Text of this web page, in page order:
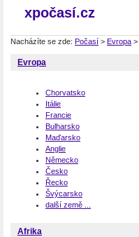
xpočasí.cz
Nacházíte se zde: Počasí > Evropa >
Evropa
Chorvatsko
Itálie
Francie
Bulharsko
Maďarsko
Anglie
Německo
Česko
Řecko
Švýcarsko
další země ...
Afrika